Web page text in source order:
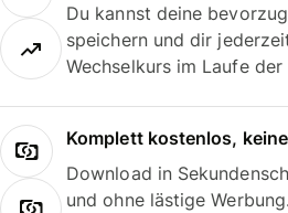
Du kannst deine
speichern und dir
Wechselkurs im Laufe
Komplett kostenlos,
Download in
und ohne lästige Werbung.